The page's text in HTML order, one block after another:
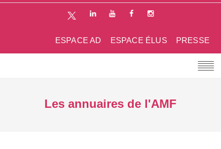
PRESSE
ESPACE ÉLUS
ESPACE AD
Les annuaires de l'AMF